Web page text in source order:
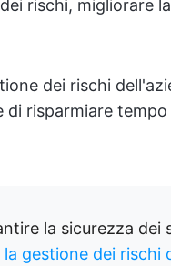
rischi, migliorare
dei rischi
risparmiare tempo
la sicurezza dei
gestione dei rischi